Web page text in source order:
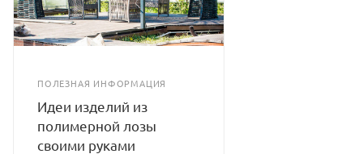
ПОЛЕЗНАЯ ИНФОРМАЦИЯ
Идеи изделий из
полимерной лозы
своими руками